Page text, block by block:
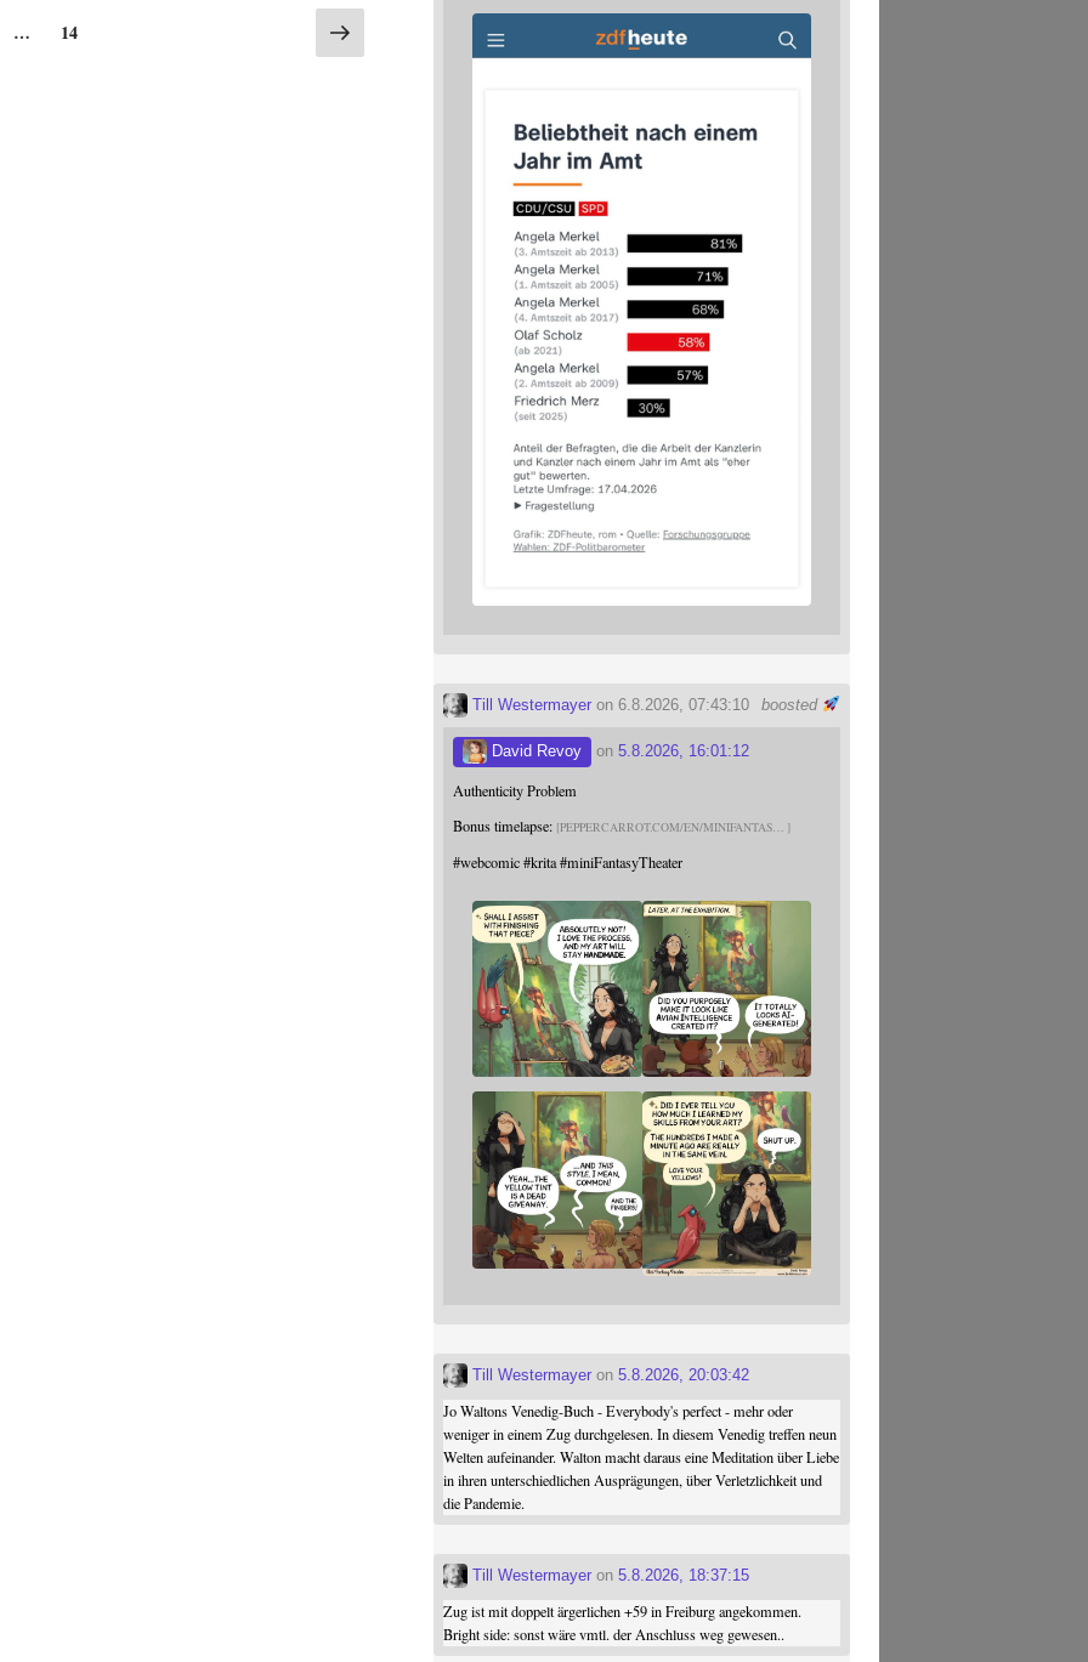
… Seite
14 Nächste
Seite
boosted
Till Westermayer on 6.8.2026, 07:43:10
David Revoy on5.8.2026, 16:01:12
Authenticity Problem
Bonus timelapse: PEPPERCARROT.COM/EN/MINIFANTAS
#webcomic #krita #miniFantasyTheater
Till Westermayer on5.8.2026, 20:03:42
Jo Waltons Venedig-Buch - Everybody's perfect - mehr oder
weniger in einem Zug durchgelesen. In diesem Venedig treffen neun
Welten aufeinander. Walton macht daraus eine Meditation über Liebe
in ihren unterschiedlichen Ausprägungen, über Verletzlichkeit und
die Pandemie.
Till Westermayer on5.8.2026, 18:37:15
Zug ist mit doppelt ärgerlichen +59 in Freiburg angekommen.
Bright side: sonst wäre vmtl. der Anschluss weg gewesen..